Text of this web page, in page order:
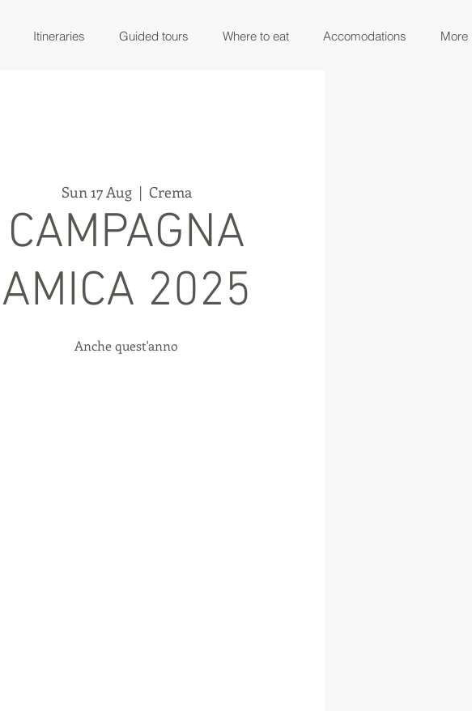
Itineraries Guided tours Where to eat Accomodations More
Sun 17 Aug
  |
Crema
CAMPAGNA
AMICA 2025
Anche quest'anno